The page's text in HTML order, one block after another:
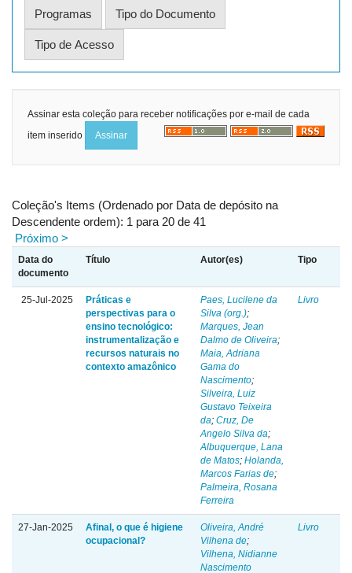
Assinar esta coleção para receber notificações por e-mail de cada
item inserido
Coleção's Items (Ordenado por Data de depósito na
Descendente ordem): 1 para 20 de 41
Próximo >
Data do
documento
Título Autor(es) Tipo
25-Jul-2025
Práticas e
perspectivas para o
ensino tecnológico:
instrumentalização e
recursos naturais no
contexto amazônico
Paes, Lucilene da
Silva (org.);
Marques, Jean
Dalmo de Oliveira;
Maia, Adriana
Gama do
Nascimento;
Silveira, Luiz
Gustavo Teixeira
da; Cruz, De
Angelo Silva da;
Albuquerque, Lana
de Matos; Holanda,
Marcos Farias de;
Palmeira, Rosana
Ferreira
Livro
27-Jan-2025
Afinal, o que é higiene
ocupacional?
Oliveira, André
Vilhena de;
Vilhena, Nidianne
Nascimento
Livro